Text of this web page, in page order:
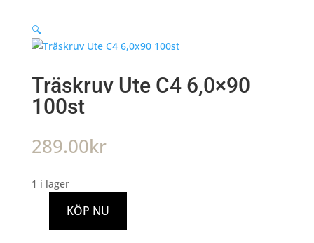
🔍
Träskruv Ute C4 6,0×90
100st
289.00kr
1 i lager
TräskruvKÖP NU